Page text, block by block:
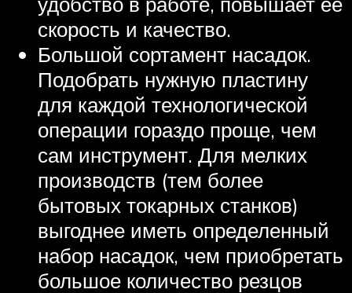
скорость и качество.
Большой сортамент насадок.
Подобрать нужную пластину
для каждой технологической
операции гораздо проще, чем
сам инструмент. Для мелких
производств (тем более
бытовых токарных станков)
выгоднее иметь определенный
набор насадок, чем приобретать
большое количество резцов